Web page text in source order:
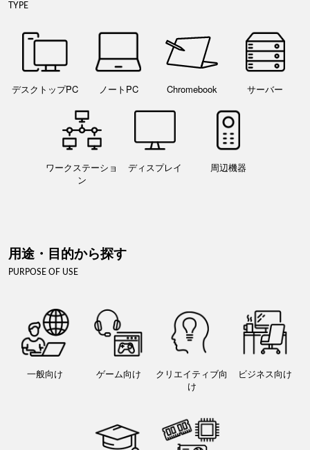
TYPE
デスクトップPC ノートPC Chromebook サーバー
ワークステーショ
ン
ディスプレイ 周辺機器
用途・目的から探す
PURPOSE OF USE
一般向け ゲーム向け
クリエイティブ向
け
ビジネス向け